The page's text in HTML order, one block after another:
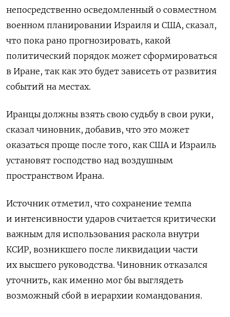
непосредственно осведомленный о совместном
военном планировании ​Израиля и США, сказал,
что пока рано прогнозировать, какой
политический ⁠порядок может сформироваться
в Иране, так как это будет зависеть от развития
событий на местах.
Иранцы должны взять свою судьбу в свои руки,
сказал чиновник, добавив, что это может
оказаться проще после того, как США и Израиль
установят господство над воздушным
‌пространством Ирана.
Источник отметил, что сохранение темпа
и интенсивности ударов считается критически
важным для использования раскола внутри
КСИР, возникшего после ликвидации части
их высшего руководства. Чиновник отказался
уточнить, как именно ‌мог бы выглядеть
возможный сбой в иерархии командования.